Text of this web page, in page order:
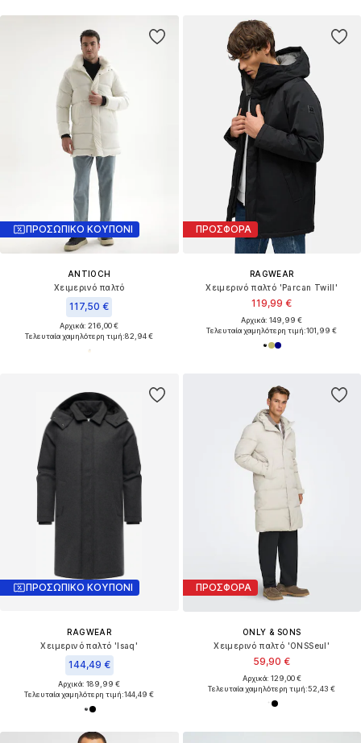
ΠΡΟΣΩΠΙΚΟ ΚΟΥΠΟΝΙ
ANTIOCH
Χειμερινό παλτό
117,50 €
Αρχικά: 216,00 €
Τελευταία χαμηλότερη τιμή:82,94 €
ΠΡΟΣΦΟΡΑ
RAGWEAR
Χειμερινό παλτό 'Parcan Twill'
119,99 €
Αρχικά: 149,99 €
Τελευταία χαμηλότερη τιμή:101,99 €
ΠΡΟΣΩΠΙΚΟ ΚΟΥΠΟΝΙ
RAGWEAR
Χειμερινό παλτό 'Isaq'
144,49 €
Αρχικά: 189,99 €
Τελευταία χαμηλότερη τιμή:144,49 €
ΠΡΟΣΦΟΡΑ
ONLY & SONS
Χειμερινό παλτό 'ONSSeul'
59,90 €
Αρχικά: 129,00 €
Τελευταία χαμηλότερη τιμή:52,43 €